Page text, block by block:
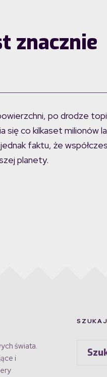
znacznie
po drodze
się co kilkaset milionów
faktu, że
planety.
świata.
i
SZUKAJ